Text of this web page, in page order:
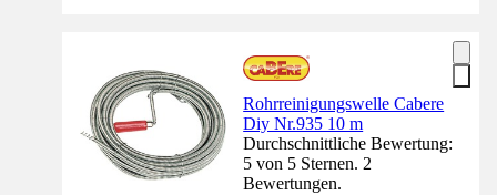
Rohrreinigungswelle Cabere
Diy Nr.935 10 m
Durchschnittliche Bewertung:
5 von 5 Sternen. 2
Bewertungen.